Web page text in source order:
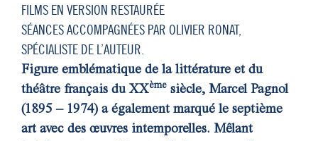
FILMS EN VERSION RESTAURÉE
SÉANCES ACCOMPAGNÉES PAR OLIVIER RONAT,
SPÉCIALISTE DE L’AUTEUR.
Figure emblématique de la littérature et du
théâtre français du XXème siècle, Marcel Pagnol
(1895 – 1974) a également marqué le septième
art avec des œuvres intemporelles. Mêlant